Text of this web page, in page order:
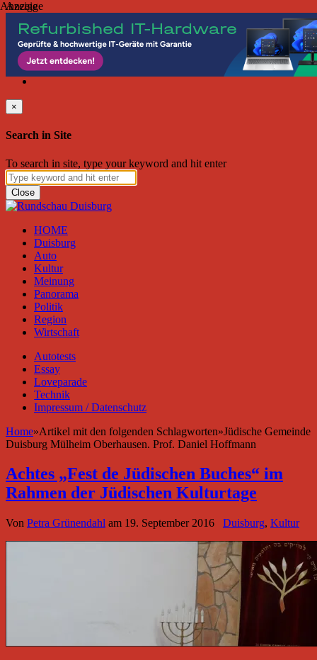
Samstag, August 08, 2026
Friend on Facebook
Subscribe to RSS
Search
×
Search in Site
To search in site, type your keyword and hit enter
Close
HOME
Duisburg
Auto
Kultur
Meinung
Panorama
Politik
Region
Wirtschaft
Autotests
Essay
Loveparade
Technik
Impressum / Datenschutz
Home»Artikel mit den folgenden Schlagworten»Jüdische Gemeinde
Duisburg Mülheim Oberhausen. Prof. Daniel Hoffmann
Achtes „Fest de Jüdischen Buches“ im
Rahmen der Jüdischen Kulturtage
Von Petra Grünendahl am 19. September 2016 Duisburg, Kultur
Anzeige
Anzeige